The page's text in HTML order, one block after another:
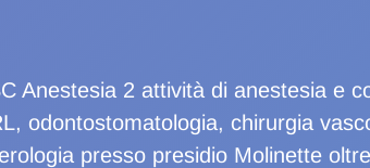
Anestesia 2 attività di anestesia e
odontostomatologia, chirurgia
presso presidio Molinette